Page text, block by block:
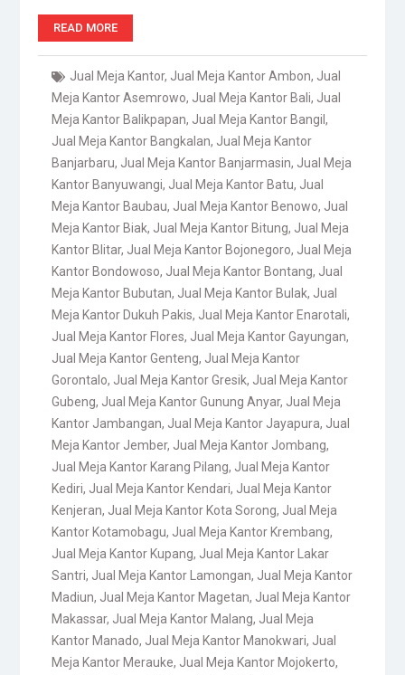
READ MORE
Jual Meja Kantor, Jual Meja Kantor Ambon, Jual
Meja Kantor Asemrowo, Jual Meja Kantor Bali, Jual
Meja Kantor Balikpapan, Jual Meja Kantor Bangil ,
Jual Meja Kantor Bangkalan, Jual Meja Kantor
Banjarbaru, Jual Meja Kantor Banjarmasin, Jual Meja
Kantor Banyuwangi, Jual Meja Kantor Batu, Jual
Meja Kantor Baubau, Jual Meja Kantor Benowo, Jual
Meja Kantor Biak, Jual Meja Kantor Bitung, Jual Meja
Kantor Blitar, Jual Meja Kantor Bojonegoro, Jual Meja
Kantor Bondowoso, Jual Meja Kantor Bontang, Jual
Meja Kantor Bubutan, Jual Meja Kantor Bulak, Jual
Meja Kantor Dukuh Pakis, Jual Meja Kantor Enarotali,
Jual Meja Kantor Flores, Jual Meja Kantor Gayungan,
Jual Meja Kantor Genteng, Jual Meja Kantor
Gorontalo, Jual Meja Kantor Gresik, Jual Meja Kantor
Gubeng, Jual Meja Kantor Gunung Anyar, Jual Meja
Kantor Jambangan, Jual Meja Kantor Jayapura, Jual
Meja Kantor Jember, Jual Meja Kantor Jombang,
Jual Meja Kantor Karang Pilang, Jual Meja Kantor
Kediri, Jual Meja Kantor Kendari, Jual Meja Kantor
Kenjeran, Jual Meja Kantor Kota Sorong, Jual Meja
Kantor Kotamobagu, Jual Meja Kantor Krembang,
Jual Meja Kantor Kupang, Jual Meja Kantor Lakar
Santri, Jual Meja Kantor Lamongan, Jual Meja Kantor
Madiun, Jual Meja Kantor Magetan, Jual Meja Kantor
Makassar, Jual Meja Kantor Malang, Jual Meja
Kantor Manado, Jual Meja Kantor Manokwari, Jual
Meja Kantor Merauke, Jual Meja Kantor Mojokerto,